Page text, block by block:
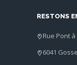
RESTONS
Rue Pont
6041